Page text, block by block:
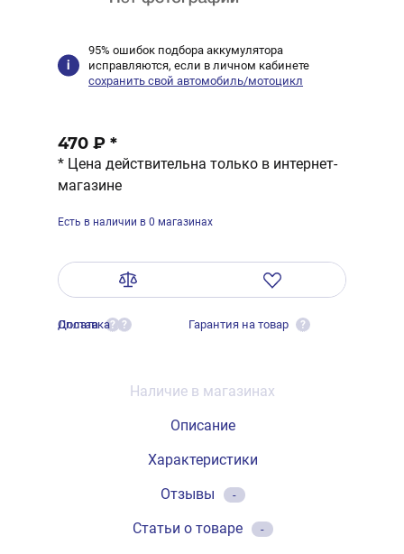
95% ошибок подбора аккумулятора
исправляются, если в личном кабинете
сохранить свой автомобиль/мотоцикл
470 ₽ *
* Цена действительна только в интернет-
магазине
Есть в наличии в 0 магазинах
Оплата ?
Доставка ? Гарантия на товар ?
Наличие в магазинах
Описание
Характеристики
Отзывы
-
Статьи о товаре -